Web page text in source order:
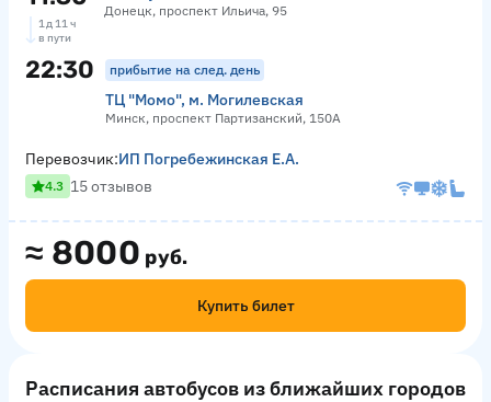
Донецк, проспект Ильича, 95
1 д 11 ч
в пути
22:30 прибытие на след. день
ТЦ "Момо", м. Могилевская
Минск, проспект Партизанский, 150А
≈ 8000 руб.
Купить билет
Перевозчик:ИП Погребежинская Е.А.
4.3 15 отзывов
Расписания автобусов из ближайших городов